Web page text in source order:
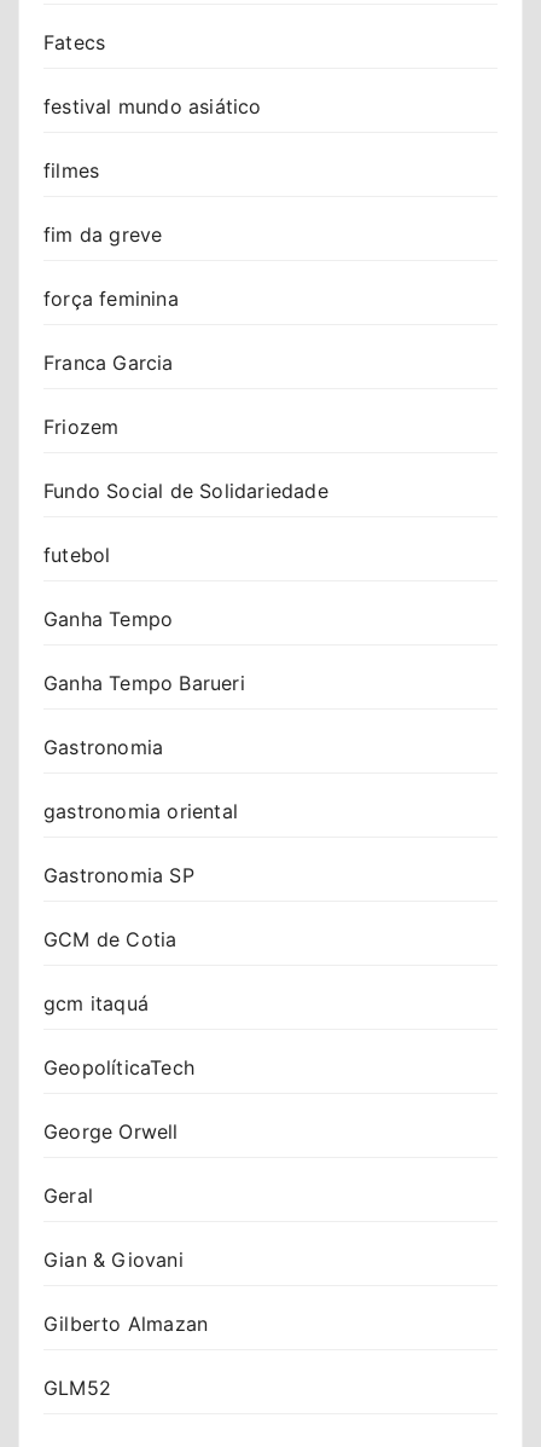
Fatecs
festival mundo asiático
filmes
fim da greve
força feminina
Franca Garcia
Friozem
Fundo Social de Solidariedade
futebol
Ganha Tempo
Ganha Tempo Barueri
Gastronomia
gastronomia oriental
Gastronomia SP
GCM de Cotia
gcm itaquá
GeopolíticaTech
George Orwell
Geral
Gian & Giovani
Gilberto Almazan
GLM52